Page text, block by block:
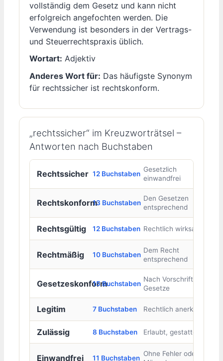
vollständig dem Gesetz und kann nicht
erfolgreich angefochten werden. Die
Verwendung ist besonders in der Vertrags-
und Steuerrechtspraxis üblich.
Wortart: Adjektiv
Anderes Wort für: Das häufigste Synonym
für rechtssicher ist rechtskonform.
„rechtssicher“ im Kreuzworträtsel –
Antworten nach Buchstaben
Rechtssicher 12 Buchstaben
Gesetzlich
einwandfrei
Rechtskonform13 Buchstaben
Den Gesetzen
entsprechend
Rechtsgültig 12 Buchstaben Rechtlich wirksam
Rechtmäßig 10 Buchstaben
Dem Recht
entsprechend
Gesetzeskonform15 Buchstaben
Nach Vorschrift der
Gesetze
Legitim 7 Buchstaben Rechtlich anerkannt
Zulässig 8 Buchstaben Erlaubt, gestattet
Einwandfrei 11 Buchstaben
Ohne Fehler oder